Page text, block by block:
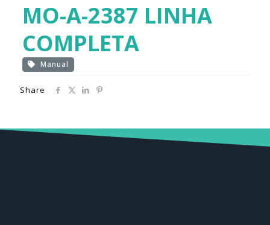
MO-A-2387 LINHA
COMPLETA
Manual
Share